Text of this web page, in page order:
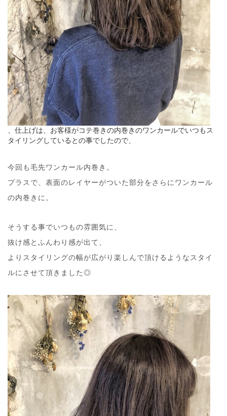
、仕上げは、お客様がコテ巻きの内巻きのワンカールでいつもス
タイリングしているとの事でしたので、
今回も毛先ワンカール内巻き。
プラスで、表面のレイヤーがついた部分をさらにワンカール
の内巻きに。
そうする事でいつもの雰囲気に、
抜け感とふんわり感が出て、
よりスタイリングの幅が広がり楽しんで頂けるようなスタイ
ルにさせて頂きました◎